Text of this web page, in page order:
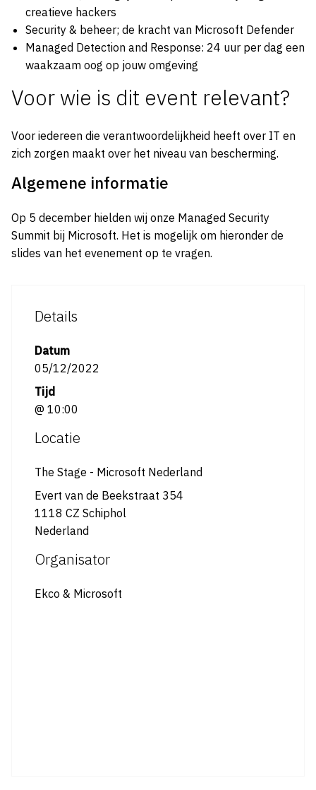
creatieve hackers
Security & beheer; de kracht van Microsoft Defender
Managed Detection and Response: 24 uur per dag een
waakzaam oog op jouw omgeving
Voor wie is dit event relevant?
Voor iedereen die verantwoordelijkheid heeft over IT en
zich zorgen maakt over het niveau van bescherming.
Algemene informatie
Op 5 december hielden wij onze Managed Security
Summit bij Microsoft. Het is mogelijk om hieronder de
slides van het evenement op te vragen.
Details
Datum
05/12/2022
Tijd
@ 10:00
Locatie
The Stage - Microsoft Nederland
Evert van de Beekstraat 354
1118 CZ Schiphol
Nederland
Organisator
Ekco & Microsoft